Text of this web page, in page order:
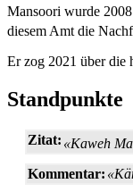
Mansoori wurde
diesem Amt die
Er zog 2021 über die
Standpunkte
Zitat: «Kaweh
Kommentar: